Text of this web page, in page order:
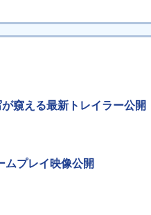
窺える最新トレイラー公開
ムプレイ映像公開